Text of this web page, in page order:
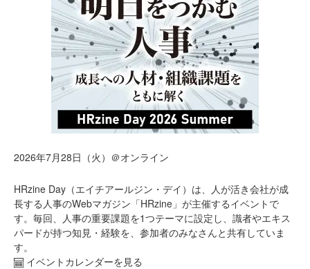
2026年7月28日（火）＠オンライン
HRzine Day（エイチアールジン・デイ）は、人が活き会社が成
長する人事のWebマガジン「HRzine」が主催するイベントで
す。毎回、人事の重要課題を1つテーマに設定し、識者やエキス
パードが持つ知見・経験を、参加者のみなさんと共有していま
す。
イベントカレンダーを見る